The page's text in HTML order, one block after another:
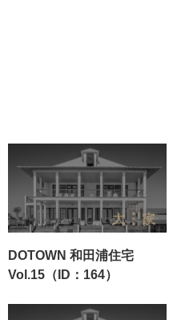
DOTOWN 和田浦住宅
Vol.15（ID：164）